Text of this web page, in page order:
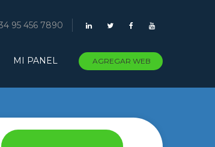
95 456 7890
MI PANEL AGREGAR WEB